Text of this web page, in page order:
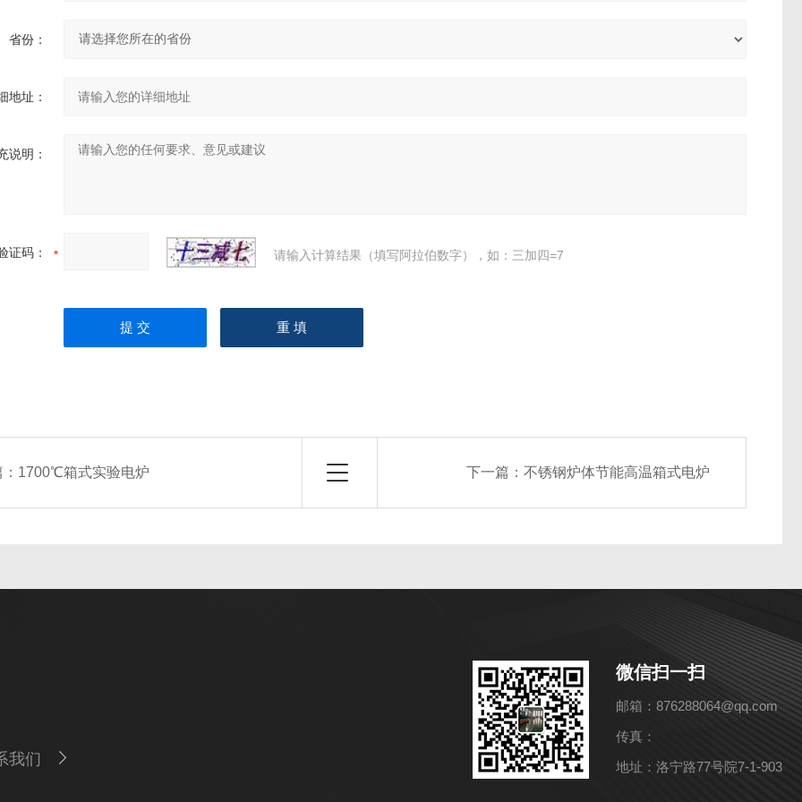
省份：
地址：
说明：
证码： 请输入计算结果（填写阿拉伯数字），如：三加四=7
1700℃箱式实验电炉 下一篇： 不锈钢炉体节能高温箱式电炉
我们
微信扫一扫
邮箱：876288064@qq.com
传真：
地址：洛宁路77号院7-1-903